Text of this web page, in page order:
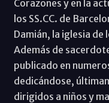
Corazones y en la
los SS.CC. de
Damián, la iglesia de
Además de
publicado en
dedicándose,
dirigidos a niños y